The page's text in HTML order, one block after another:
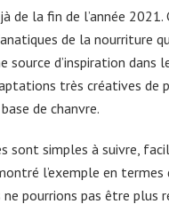
de la fin de l’année
de la nourriture
source d’inspiration dans
très créatives de
de chanvre.
sont simples à suivre,
l’exemple en termes
pourrions pas être plus